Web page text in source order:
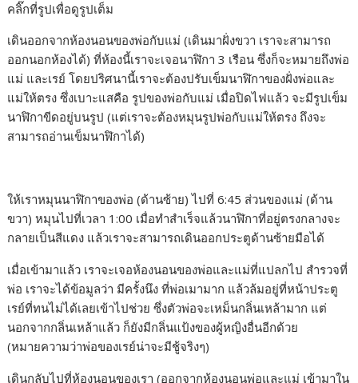
คลิ๊กที่รูปเพื่อดูรูปเต็ม
เดินออกจากห้องนอนของพ่อกับแม่ (เดินมาฝั่งขวา เราจะสามารถ
ออกนอกห้องได้) ที่ห้องนี้เราจะเจอนาฬิกา 3 เรือน ซึ่งก็จะหมายถึงพ่อ
แม่ และเรย์ โดยปริศนานี้เราจะต้องปรับเข็มนาฬิกาของฝั่งพ่อและ
แม่ให้ตรง ซึ่งเบาะแสคือ รูปของพ่อกับแม่ เมื่อปิดไฟแล้ว จะมีรูปเข็ม
นาฬิกาขีดอยู่บนรูป (แต่เราจะต้องหมุนรูปพ่อกับแม่ให้ตรง ถึงจะ
สามารถอ่านเข็มนาฬิกาได้)
ให้เราหมุนนาฬิกาของพ่อ (ด้านซ้าย) ไปที่ 6:45 ส่วนของแม่ (ด้าน
ขวา) หมุนไปที่เวลา 1:00 เมื่อทำสำเร็จแล้วนาฬิกาที่อยู่ตรงกลางจะ
กลายเป็นสีแดง แล้วเราจะสามารถเดินออกประตูด้านซ้ายมือได้
เมื่อเข้ามาแล้ว เราจะเจอห้องนอนของพ่อและแม่ที่แปลกไป สำรวจที่
พ่อ เราจะได้ข้อมูลว่า มีครั้งนึง ที่พ่อเมามาก แล้วล้มอยู่ที่หน้าประตู
เรย์ที่ทนไม่ได้เลยเข้าไปช่วย ซึ่งตัวพ่อจะเหม็นกลิ่นเหล้ามาก แต่
นอกจากกลิ่นเหล้าแล้ว ก็ยังมีกลิ่นแป้งของผู้หญิงอื่นอีกด้วย
(หมายความว่าพ่อของเรย์น่าจะมีชู้จริงๆ)
เดินกลับไปที่ห้องนอนของเรา (ออกจากห้องนอนพ่อและแม่ เข้ามาใน